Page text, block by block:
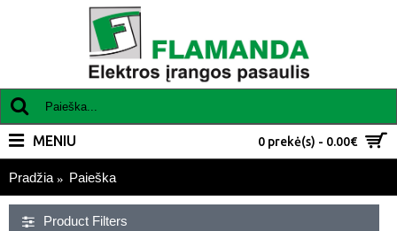
0 prekė(s) - 0.00€
MENIU
Pradžia Paieška
Product Filters